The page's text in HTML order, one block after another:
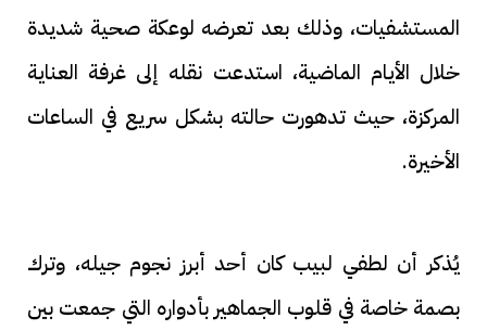
المستشفيات، وذلك بعد تعرضه لوعكة صحية شديدة
خلال الأيام الماضية، استدعت نقله إلى غرفة العناية
المركزة، حيث تدهورت حالته بشكل سريع في الساعات
الأخيرة.
يُذكر أن لطفي لبيب كان أحد أبرز نجوم جيله، وترك
بصمة خاصة في قلوب الجماهير بأدواره التي جمعت بين